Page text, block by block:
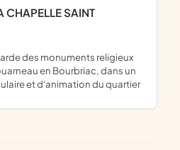
en Bourbriac, dans un
et d'animation du quartier